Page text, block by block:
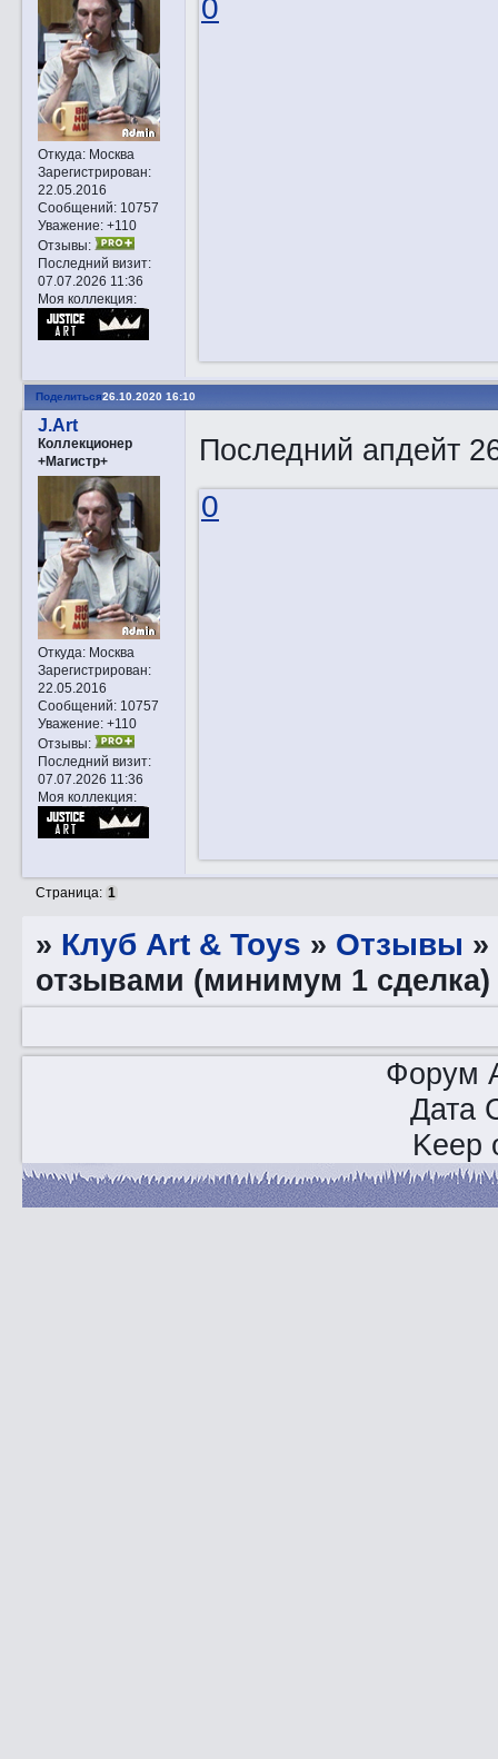
Откуда:Москва
Зарегистрирован:
22.05.2016
Сообщений:10757
Уважение: +110
Отзывы:
Последний визит:
07.07.2026 11:36
Моя коллекция:
0
Поделиться26.10.2020 16:10
J.Art
Коллекционер
+Магистр+
Откуда:Москва
Зарегистрирован:
22.05.2016
Сообщений:10757
Уважение: +110
Отзывы:
Последний визит:
07.07.2026 11:36
Моя коллекция:
Последний апдейт
0
Страница: 1
» Клуб Art & Toys » Отзывы »
отзывами (минимум 1 сделка)
Форум
Дата
Keep